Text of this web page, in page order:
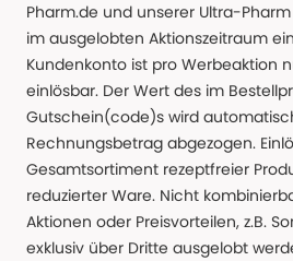
Pharm.de und unserer Ultra-
im ausgelobten Aktionszeitraum
Kundenkonto ist pro Werbeaktion
einlösbar. Der Wert des im
Gutschein(code)s wird
Rechnungsbetrag abgezogen.
Gesamtsortiment rezeptfreier
reduzierter Ware. Nicht
Aktionen oder Preisvorteilen, z.B.
exklusiv über Dritte ausgelobt